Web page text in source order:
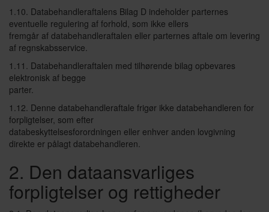
1.10. Databehandleraftalens Bilag D indeholder parternes
eventuelle regulering af forhold, som ikke ellers
fremgår af databehandleraftalen eller parternes aftale om levering
af regnskabsservice.
1.11. Databehandleraftalen med tilhørende bilag opbevares
elektronisk af begge
parter.
1.12. Denne databehandleraftale frigør ikke databehandleren for
forpligtelser, som efter
databeskyttelsesforordningen eller enhver anden lovgivning
direkte er pålagt databehandleren.
2. Den dataansvarliges
forpligtelser og rettigheder